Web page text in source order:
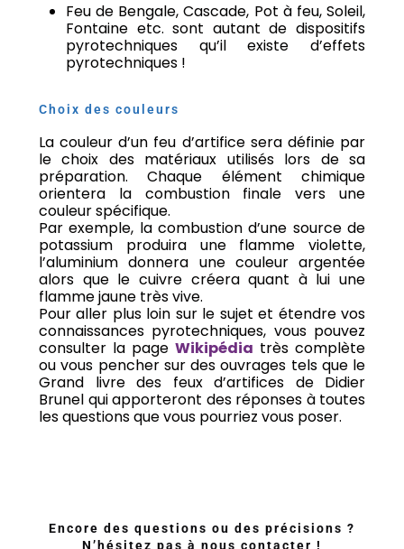
Feu de Bengale, Cascade, Pot à feu, Soleil,
Fontaine etc. sont autant de dispositifs
pyrotechniques qu’il existe d’effets
pyrotechniques !
Choix des couleurs
La couleur d’un feu d’artifice sera définie par
le choix des matériaux utilisés lors de sa
préparation. Chaque élément chimique
orientera la combustion finale vers une
couleur spécifique.
Par exemple, la combustion d’une source de
potassium produira une flamme violette,
l’aluminium donnera une couleur argentée
alors que le cuivre créera quant à lui une
flamme jaune très vive.
Pour aller plus loin sur le sujet et étendre vos
connaissances pyrotechniques, vous pouvez
consulter la page Wikipédia très complète
ou vous pencher sur des ouvrages tels que le
Grand livre des feux d’artifices de Didier
Brunel qui apporteront des réponses à toutes
les questions que vous pourriez vous poser.
Encore des questions ou des précisions ?
N’hésitez pas à nous contacter !